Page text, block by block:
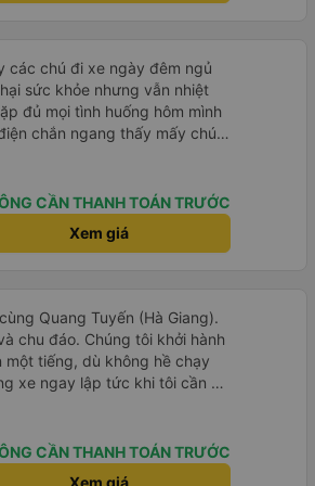
mọi thứ về chuyến đi của tôi
giao tiếp cho các anh lái xe
tài xế - phụ xe có nhiệt tình
được hay có trải nghiệm vui
các chú đi xe ngày đêm ngủ
sức khỏe nhưng vẫn nhiệt
đủ mọi tình huống hôm mình
chắn ngang thấy mấy chú
CẦN THANH TOÁN TRƯỚC
Xem giá
Quang Tuyến (Hà Giang).
chu đáo. Chúng tôi khởi hành
một tiếng, dù không hề chạy
xe ngay lập tức khi tôi cần đi
tôi cảm thấy hoàn toàn an
CẦN THANH TOÁN TRƯỚC